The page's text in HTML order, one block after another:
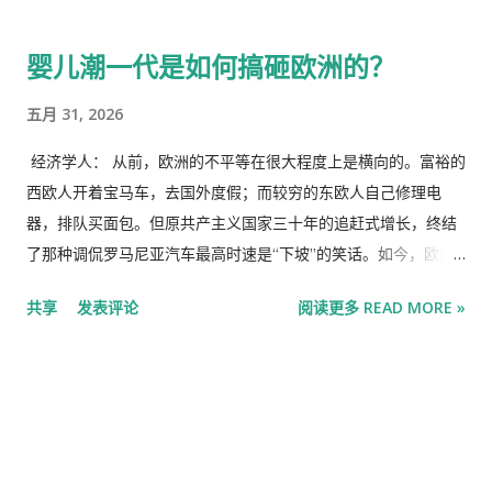
婴儿潮一代是如何搞砸欧洲的？
五月 31, 2026
经济学人： 从前，欧洲的不平等在很大程度上是横向的。富裕的
西欧人开着宝马车，去国外度假；而较穷的东欧人自己修理电
器，排队买面包。但原共产主义国家三十年的追赶式增长，终结
了那种调侃罗马尼亚汽车最高时速是“下坡”的笑话。如今，欧洲
企而无法从父母家多余的房间搬出去的年轻人，怀疑自己成年后
共享 发表评论 阅读更多 READ MORE »